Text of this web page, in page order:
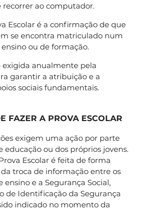
recorrer ao computador.
Escolar é a confirmação de que
se encontra matriculado num
ou de formação.
exigida anualmente pela
garantir a atribuição e a
sociais fundamentais.
FAZER A PROVA ESCOLAR
exigem uma ação por parte
educação ou dos próprios jovens.
Escolar é feita de forma
troca de informação entre os
e a Segurança Social,
de Identificação da Segurança
indicado no momento da